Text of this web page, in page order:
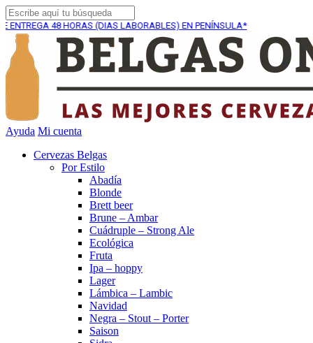
48 HORAS (DIAS LABORABLES) EN PENÍNSULA*
Ayuda Mi cuenta
Cervezas Belgas
Por Estilo
Abadía
Blonde
Brett beer
Brune – Ambar
Cuádruple – Strong Ale
Ecológica
Fruta
Ipa – hoppy
Lager
Lámbica – Lambic
Navidad
Negra – Stout – Porter
Saison